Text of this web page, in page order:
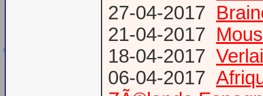
27-04-2017
21-04-2017
18-04-2017
06-04-2017